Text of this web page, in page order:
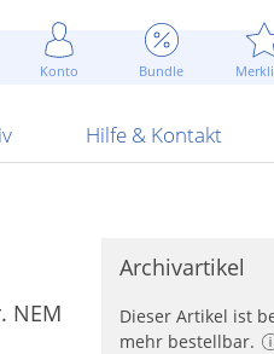
Konto Bundle
Attrappen Blitzschnell...
ARS Pirotecnia
Hilfe & Kontakt
AGB
NEM
Archivartikel
Dieser Artikel ist
mehr bestellbar.